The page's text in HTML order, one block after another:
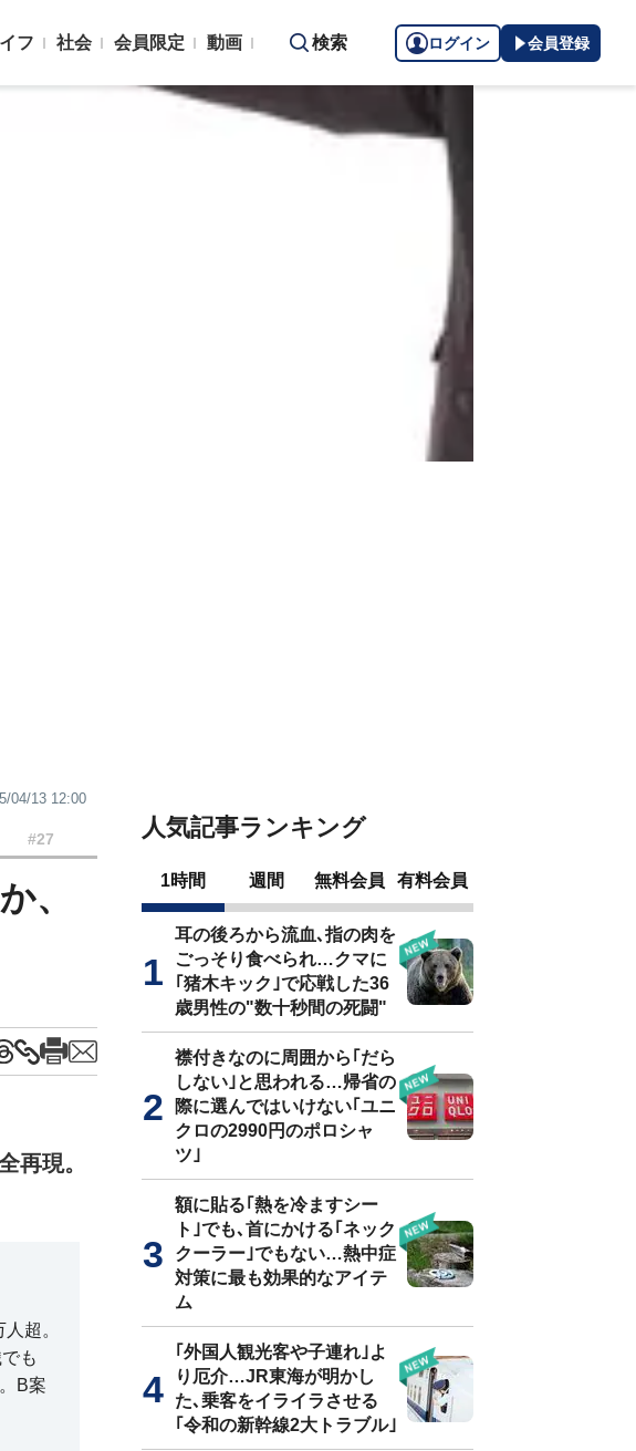
フ 社会 会員限定 動画 検索 ログイン 会員登録
04/13 12:00
#27
、
再現。
超。
も
B案
人気記事ランキング
1時間 週間 無料会員 有料会員
耳の後ろから流血､指の肉を
ごっそり食べられ…クマに
｢猪木キック｣で応戦した36
歳男性の"数十秒間の死闘"
襟付きなのに周囲から｢だら
しない｣と思われる…帰省の
際に選んではいけない｢ユニ
クロの2990円のポロシャ
ツ｣
額に貼る｢熱を冷ますシー
ト｣でも､首にかける｢ネック
クーラー｣でもない…熱中症
対策に最も効果的なアイテ
ム
｢外国人観光客や子連れ｣よ
り厄介…JR東海が明かし
た､乗客をイライラさせる
｢令和の新幹線2大トラブル｣